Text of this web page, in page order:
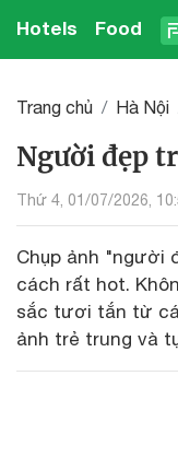
Hotels Food
Trang chủ Hà Nội
Người đẹp
Thứ 4, 01/07/2026,
Chụp ảnh "người
cách rất hot.
sắc tươi tắn từ
ảnh trẻ trung và